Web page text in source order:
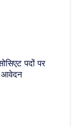
पदों पर
आवेदन